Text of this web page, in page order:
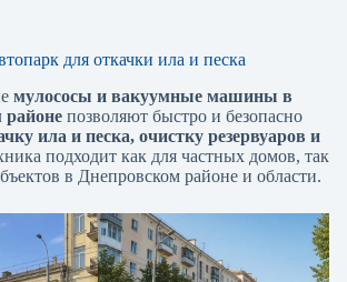
для откачки ила и песка
мулососы и вакуумные машины в
районепозволяют быстро и безопасно
ила и песка, очистку резервуаров и
подходит как для частных домов, так
в Днепровском районе и области.